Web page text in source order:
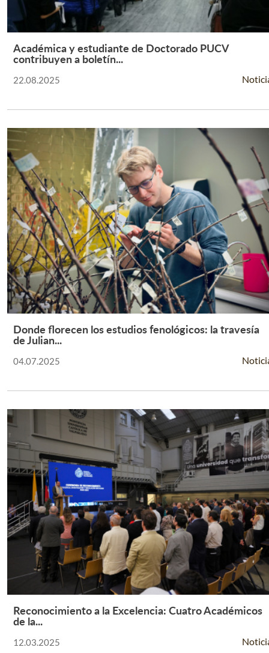
Leer Más +
Académica y estudiante de Doctorado PUCV
contribuyen a boletín...
22.08.2025
Leer Más +
Donde florecen los estudios fenológicos: la travesía
de Julian...
04.07.2025
Leer Más +
Reconocimiento a la Excelencia: Cuatro Académicos
de la...
12.03.2025